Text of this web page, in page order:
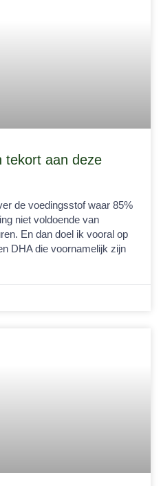
tekort aan deze
de voedingsstof waar 85%
niet voldoende van
En dan doel ik vooral op
DHA die voornamelijk zijn